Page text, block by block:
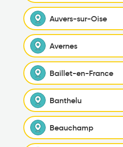
Auvers-sur-Oise
Avernes
Baillet-en-France
Banthelu
Beauchamp